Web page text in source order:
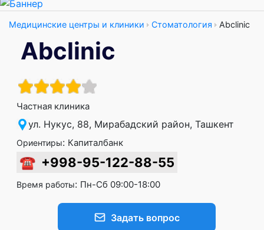
Медицинские центры и клиники Стоматология Abclinic
Abclinic
Частная клиника
ул. Нукус, 88, Мирабадский район, Ташкент
Ориентиры: Капиталбанк
☎ +998-95-122-88-55
Время работы: Пн-Сб 09:00-18:00
Задать вопрос